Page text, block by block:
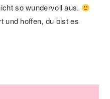
so wundervoll aus.
und hoffen, du bist es